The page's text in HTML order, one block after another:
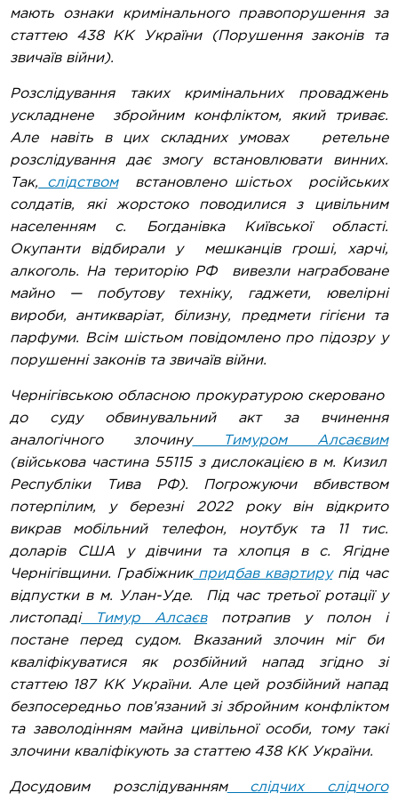
мають ознаки кримінального правопорушення за
статтею 438 КК України (Порушення законів та
звичаїв війни).
Розслідування таких кримінальних проваджень
ускладнене збройним конфліктом, який триває.
Але навіть в цих складних умовах ретельне
розслідування дає змогу встановлювати винних.
Так, слідствомвстановлено шістьох російських
солдатів, які жорстоко поводилися з цивільним
населенням с. Богданівка Київської області.
Окупанти відбирали у мешканців гроші, харчі,
алкоголь. На територію РФ вивезли награбоване
майно — побутову техніку, гаджети, ювелірні
вироби, антикваріат, білизну, предмети гігієни та
парфуми. Всім шістьом повідомлено про підозру у
порушенні законів та звичаїв війни.
Чернігівською обласною прокуратурою скеровано
до суду обвинувальний акт за вчинення
аналогічного злочинуТимуром Алсаєвим
(військова частина 55115 з дислокацією в м. Кизил
Республіки Тива РФ). Погрожуючи вбивством
потерпілим, у березні 2022 року він відкрито
викрав мобільний телефон, ноутбук та 11 тис.
доларів США у дівчини та хлопця в с. Ягідне
Чернігівщини. Грабіжникпридбав квартирупід час
відпустки в м. Улан-Уде. Під час третьої ротації у
листопадіТимур Алсаєвпотрапив у полон і
постане перед судом. Вказаний злочин міг би
кваліфікуватися як розбійний напад згідно зі
статтею 187 КК України. Але цей розбійний напад
безпосередньо пов’язаний зі збройним конфліктом
та заволодінням майна цивільної особи, тому такі
злочини кваліфікують за статтею 438 КК України.
Досудовим розслідуваннямслідчих слідчого